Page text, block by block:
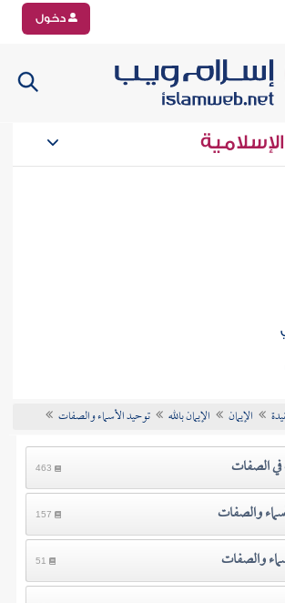
دخول
الإيمان الإيمان بالله توحيد الأسماء والصفات
الصفات 463
والصفات 157
والصفات 51